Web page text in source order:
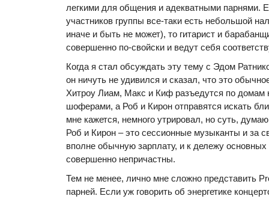
легкими для общения и адекватными парнями.
участников группы все-таки есть небольшой
иначе и быть не может), то гитарист и
совершенно по-свойски и ведут себя
Когда я стал обсуждать эту тему с Эдом
он ничуть не удивился и сказал, что это
Хитроу Лиам, Макс и Киф разъедутся по домам
шоферами, а Роб и Кирон отправятся искать
мне кажется, немного утрировал, но суть,
Роб и Кирон – это сессионные музыканты и за
вполне обычную зарплату, и к дележу основных
совершенно непричастны.
Тем не менее, лично мне сложно представить
парней. Если уж говорить об энергетике